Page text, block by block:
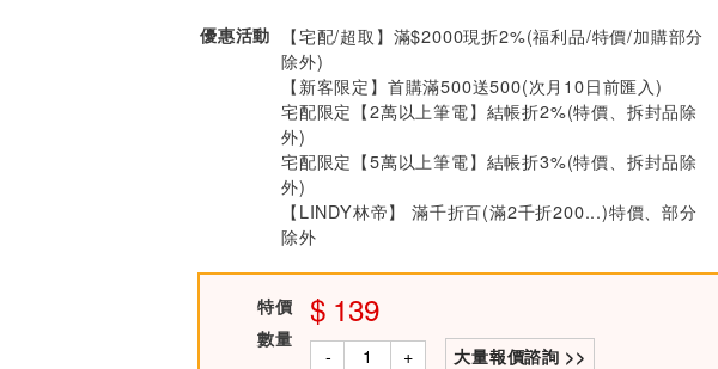
優惠活動
【宅配/超取】滿$2000現折2%(福利品/特價/加購部分
除外)
【新客限定】首購滿500送500(次月10日前匯入)
宅配限定【2萬以上筆電】結帳折2%(特價、拆封品除
外)
宅配限定【5萬以上筆電】結帳折3%(特價、拆封品除
外)
【LINDY林帝】 滿千折百(滿2千折200...)特價、部分
除外
特價 139
數量
- + 大量報價諮詢 >>